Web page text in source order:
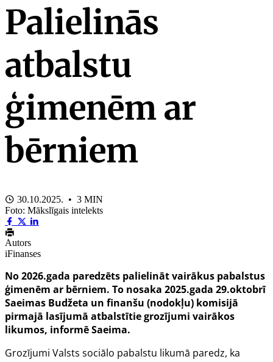
Palielinās
atbalstu
ģimenēm ar
bērniem
30.10.2025. • 3 MIN
Foto: Mākslīgais intelekts
Autors
iFinanses
No 2026.gada paredzēts palielināt vairākus pabalstus
ģimenēm ar bērniem. To nosaka 2025.gada 29.oktobrī
Saeimas Budžeta un finanšu (nodokļu) komisijā
pirmajā lasījumā atbalstītie grozījumi vairākos
likumos, informē Saeima.
Grozījumi Valsts sociālo pabalstu likumā paredz, ka